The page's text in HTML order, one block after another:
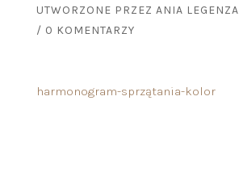
UTWORZONE PRZEZ ANIA LEGENZA
/ 0 KOMENTARZY
harmonogram-sprzątania-kolor